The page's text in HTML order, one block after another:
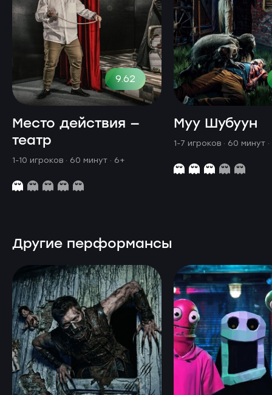
9.62
Место действия —
театр
1-10 игроков · 60 минут · 6+
Муу Шубуун
1-7 игроков · 60 минут
Другие перформансы